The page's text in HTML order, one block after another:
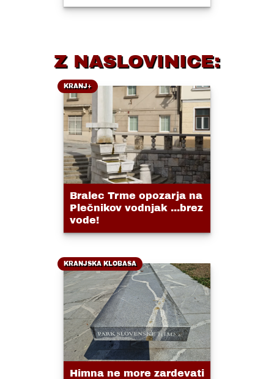
Z NASLOVINICE:
KRANJ+
Bralec Trme opozarja na
Plečnikov vodnjak ...brez
vode!
KRANJSKA KLOBASA
Himna ne more zardevati